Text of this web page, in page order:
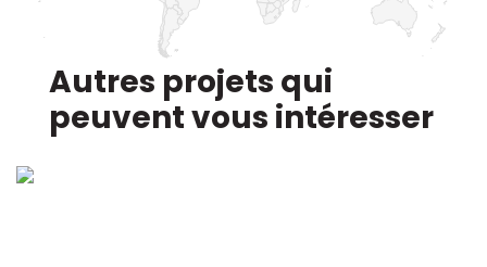
Autres projets qui
peuvent vous intéresser